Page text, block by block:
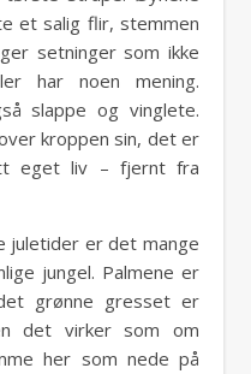
et salig flir, stemmen
setninger som ikke
har noen mening.
slappe og vinglete.
kroppen sin, det er
eget liv – fjernt fra
juletider er det mange
jungel. Palmene er
grønne gresset er
det virker som om
her som nede på